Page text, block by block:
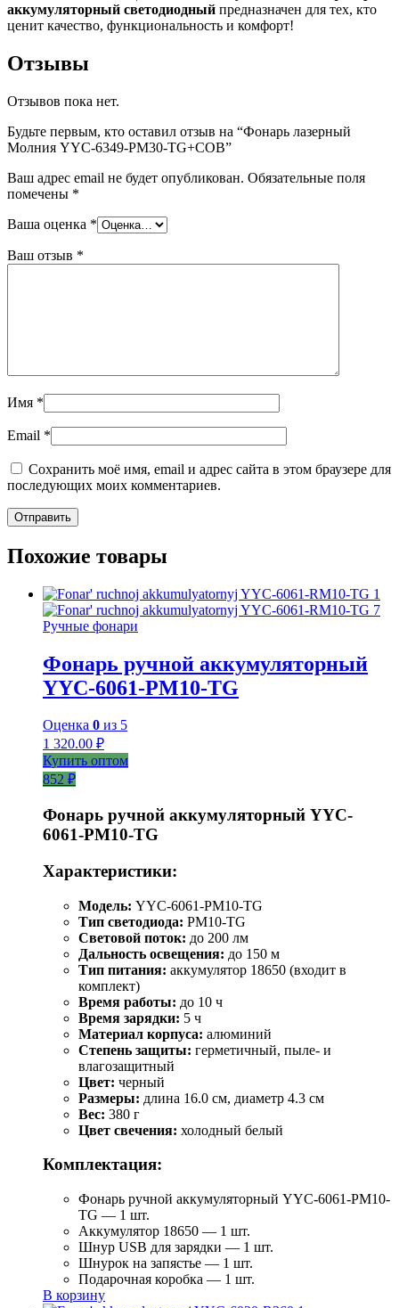
аккумуляторный светодиодный предназначен для тех, кто
ценит качество, функциональность и комфорт!
Отзывы
Отзывов пока нет.
Будьте первым, кто оставил отзыв на “Фонарь лазерный
Молния YYC-6349-РM30-TG+COB”
Ваш адрес email не будет опубликован. Обязательные поля
помечены *
Ваша оценка *
Ваш отзыв *
Имя *
Email *
Сохранить моё имя, email и адрес сайта в этом браузере для
последующих моих комментариев.
Похожие товары
Ручные фонари
Фонарь ручной аккумуляторный
YYC-6061-РM10-TG
Оценка 0 из 5
1 320.00 ₽
Купить оптом
852 ₽
Фонарь ручной аккумуляторный YYC-
6061-РM10-TG
Характеристики:
Модель: YYC-6061-РM10-TG
Тип светодиода: PM10-TG
Световой поток: до 200 лм
Дальность освещения: до 150 м
Тип питания: аккумулятор 18650 (входит в
комплект)
Время работы: до 10 ч
Время зарядки: 5 ч
Материал корпуса: алюминий
Степень защиты: герметичный, пыле- и
влагозащитный
Цвет: черный
Размеры: длина 16.0 см, диаметр 4.3 см
Вес: 380 г
Цвет свечения: холодный белый
Комплектация:
Фонарь ручной аккумуляторный YYC-6061-РM10-
TG — 1 шт.
Аккумулятор 18650 — 1 шт.
Шнур USB для зарядки — 1 шт.
Шнурок на запястье — 1 шт.
Подарочная коробка — 1 шт.
В корзину